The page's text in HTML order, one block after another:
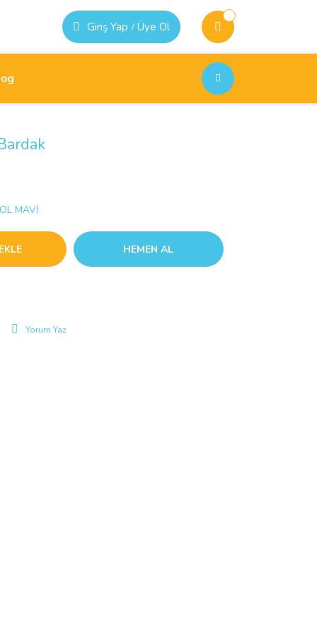
Giriş Yap / Üye Ol
MAVİ
HEMEN AL
Yorum Yaz